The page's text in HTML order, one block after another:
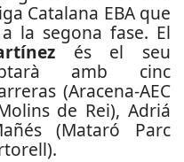
Catalana EBA que
la segona fase. El
és el seu
amb cinc
(Aracena-AEC
de Rei), Adriá
(Mataró Parc